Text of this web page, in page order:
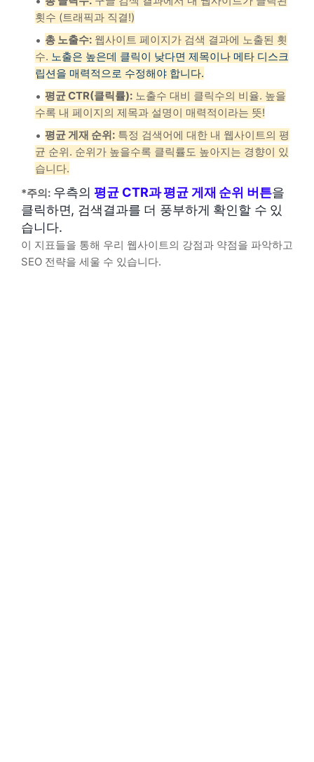
횟수 (트래픽과 직결!)
총 노출수: 웹사이트 페이지가 검색 결과에 노출된 횟
수. 노출은 높은데 클릭이 낮다면 제목이나 메타 디스크
립션을 매력적으로 수정해야 합니다.
평균 CTR(클릭률): 노출수 대비 클릭수의 비율. 높을
수록 내 페이지의 제목과 설명이 매력적이라는 뜻!
평균 게재 순위: 특정 검색어에 대한 내 웹사이트의 평
균 순위. 순위가 높을수록 클릭률도 높아지는 경향이 있
습니다.
*주의: 우측의평균 CTR과 평균 게재 순위 버튼을
클릭하면, 검색결과를 더 풍부하게 확인할 수 있
습니다.
이 지표들을 통해 우리 웹사이트의 강점과 약점을 파악하고
SEO 전략을 세울 수 있습니다.